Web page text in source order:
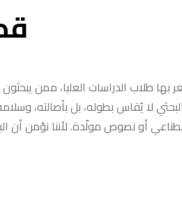
طلاب الدراسات العليا، ممن
البحثي لا يُقاس بطوله، بل
أو نصوص مولّدة. لأننا نؤمن أن